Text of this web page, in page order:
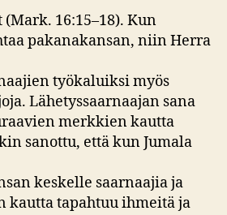
16:15–18). Kun
pakanakansan, niin Herra
työkaluiksi myös
Lähetyssaarnaajan sana
merkkien kautta
sanottu, että kun Jumala
keskelle saarnaajia ja
kautta tapahtuu ihmeitä ja